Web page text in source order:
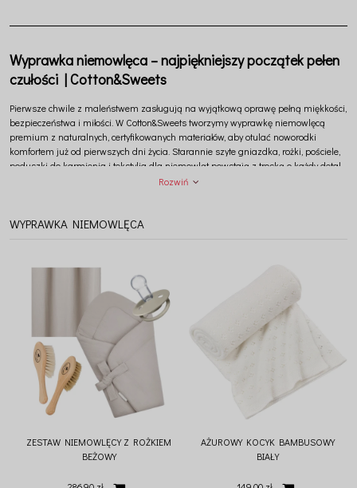
Wyprawka niemowlęca – najpiękniejszy początek pełen
czułości | Cotton&Sweets
Pierwsze chwile z maleństwem zasługują na wyjątkową oprawę pełną miękkości,
bezpieczeństwa i miłości. W Cotton&Sweetstworzymy wyprawkę niemowlęcą
premium z naturalnych, certyfikowanych materiałów, aby otulać noworodki
komfortem już od pierwszych dni życia. Starannie szyte gniazdka, rożki, pościele,
poduszki do karmienia i tekstylia dla niemowląt powstają z troską o każdy detal,
tworząc piękny i spokojny świat dla najmłodszych.
Rozwiń
WYPRAWKA NIEMOWLĘCA
ZESTAW NIEMOWLĘCY Z ROŻKIEM
BEŻOWY
AŻUROWY KOCYK BAMBUSOWY
BIAŁY